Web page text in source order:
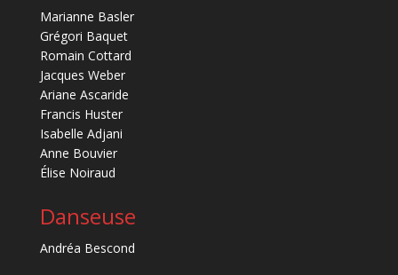
Marianne Basler
Grégori Baquet
Romain Cottard
Jacques Weber
Ariane Ascaride
Francis Huster
Isabelle Adjani
Anne Bouvier
Élise Noiraud
Danseuse
Andréa Bescond